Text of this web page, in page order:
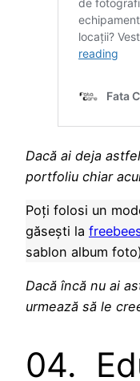
Dacă ai deja
portfoliu chiar
Poți folosi un
găsești la
sablon album
Dacă încă nu ai
urmează să le
04.